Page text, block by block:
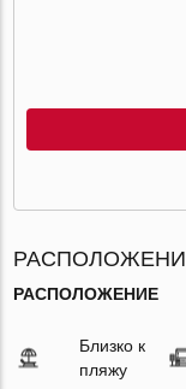
РАСПОЛОЖЕНИЕ
Близко к
пляжу